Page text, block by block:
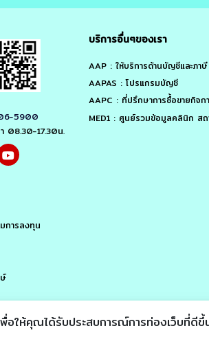
© 2021 - All Rights
พื่อให้คุณได้รับประสบการณ์การท่องเว็บที่ดีขึ้